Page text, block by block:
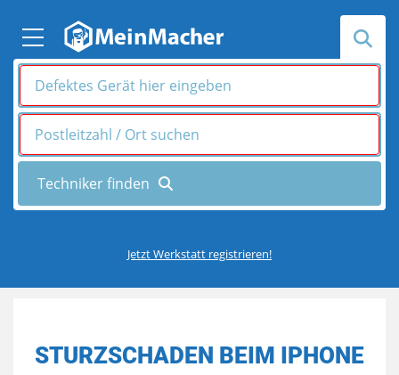
Jetzt Werkstatt registrieren!
STURZSCHADEN BEIM IPHONE